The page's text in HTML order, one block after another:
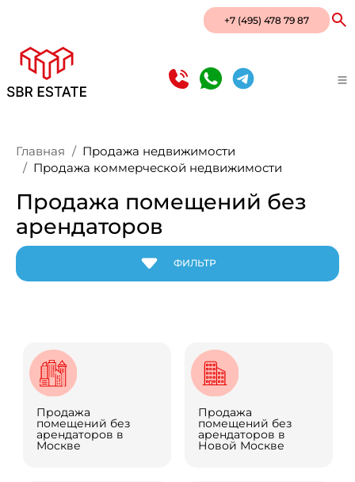
+7 (495) 478 79 87
Главная
Продажа недвижимости
Продажа коммерческой недвижимости
Продажа помещений без
арендаторов
ФИЛЬТР
Площадь, м²
Цена за м² Общая стоимость
Продажа
помещений без
арендаторов в
Москве
Продажа
помещений без
арендаторов в
Новой Москве